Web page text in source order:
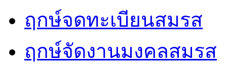
ฤกษ์จดทะเบียนสมรส
ฤกษ์จัดงานมงคลสมรส